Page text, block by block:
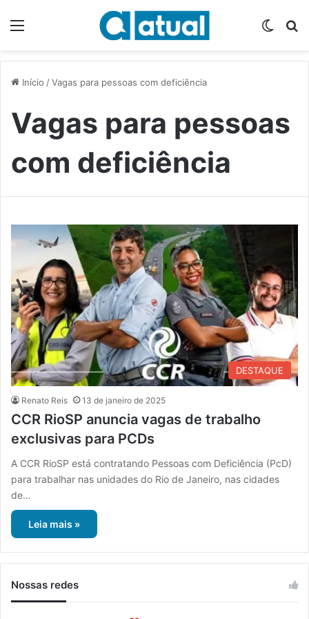
Início /Vagas para pessoas com deficiência
Vagas para pessoas
com deficiência
DESTAQUE
Renato Reis 13 de janeiro de 2025
CCR RioSP anuncia vagas de trabalho
exclusivas para PCDs
A CCR RioSP está contratando Pessoas com Deficiência (PcD)
para trabalhar nas unidades do Rio de Janeiro, nas cidades
de…
Leia mais »
Nossas redes